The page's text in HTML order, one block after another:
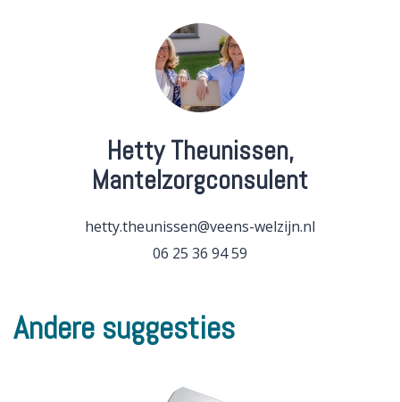
Hetty Theunissen,
Mantelzorgconsulent
hetty.theunissen@veens-welzijn.nl
06 25 36 94 59
Andere suggesties